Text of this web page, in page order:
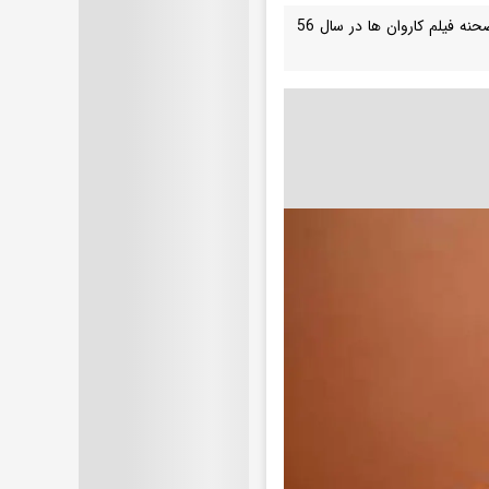
تصویری دیدنی از بهروز وثوقی را در کنار آنتونی کوئین و در حال استراحت در پشت صحنه فیلم کاروان ها در سال 56